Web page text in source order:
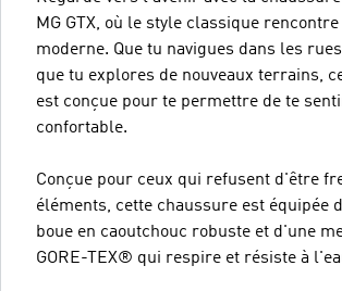
MG GTX, où le style classique
moderne. Que tu navigues dans les
que tu explores de nouveaux terrains,
est conçue pour te permettre de te
confortable.
Conçue pour ceux qui refusent d'être
éléments, cette chaussure est équipée
boue en caoutchouc robuste et d'une
GORE-TEX® qui respire et résiste à